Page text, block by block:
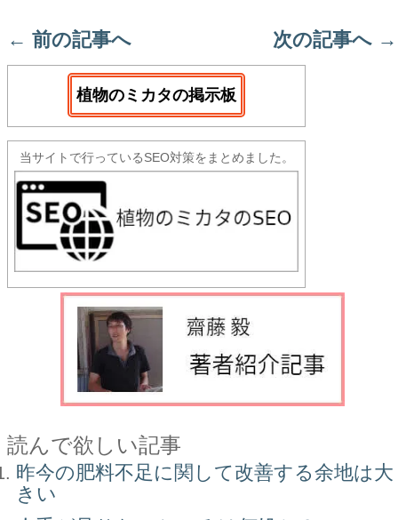
← 前の記事へ 次の記事へ →
植物のミカタの掲示板
当サイトで行っているSEO対策をまとめました。
読んで欲しい記事
昨今の肥料不足に関して改善する余地は大
きい